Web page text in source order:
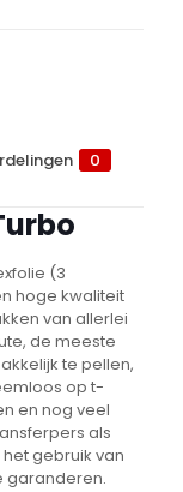
0
(3
hoge kwaliteit
van allerlei
de meeste
te pellen,
op t-
en nog veel
als
gebruik van
garanderen.